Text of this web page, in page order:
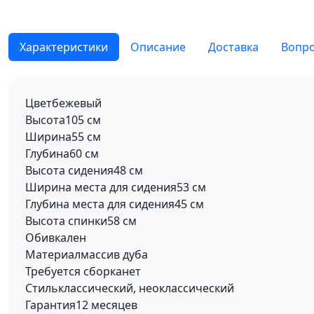
Характеристики Описание Доставка
Цветбежевый
Высота105 см
Ширина55 см
Глубина60 см
Высота сидения48 см
Ширина места для сидения53 см
Глубина места для сидения45 см
Высота спинки58 см
Обивкален
Материалмассив дуба
Требуется сборканет
Стильклассический, неоклассический
Гарантия12 месяцев